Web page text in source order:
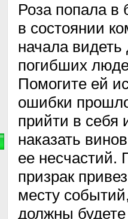
Роза попала в
в состоянии
начала
погибших
Помогите ей
ошибки
прийти в себя
наказать
ее несчастий.
призрак
месту
должны